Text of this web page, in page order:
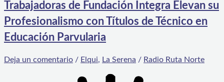
Trabajadoras de Fundación Integra Elevan su
Profesionalismo con Títulos de Técnico en
Educación Parvularia
Deja un comentario / Elqui, La Serena / Radio Ruta Norte